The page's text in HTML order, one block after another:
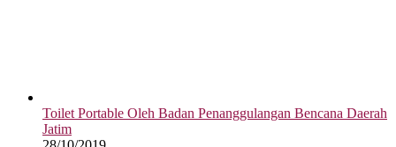
Toilet Portable Oleh Badan Penanggulangan Bencana Daerah
Jatim